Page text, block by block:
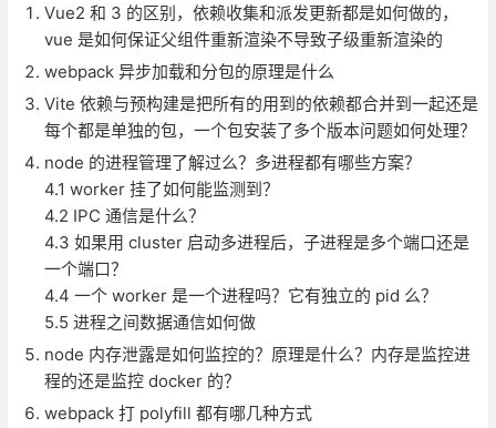
Vue2 和 3 的区别，依赖收集和派发更新都是如何做的，
vue 是如何保证父组件重新渲染不导致子级重新渲染的
webpack 异步加载和分包的原理是什么
Vite 依赖与预构建是把所有的用到的依赖都合并到一起还是
每个都是单独的包，一个包安装了多个版本问题如何处理？
node 的进程管理了解过么？多进程都有哪些方案？
4.1 worker 挂了如何能监测到？
4.2 IPC 通信是什么？
4.3 如果用 cluster 启动多进程后，子进程是多个端口还是
一个端口？
4.4 一个 worker 是一个进程吗？它有独立的 pid 么？
5.5 进程之间数据通信如何做
node 内存泄露是如何监控的？原理是什么？内存是监控进
程的还是监控 docker 的？
webpack 打 polyfill 都有哪几种方式